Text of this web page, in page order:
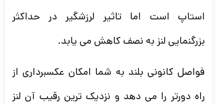
استاپ است اما تاثیر لرزشگیر در حداکثر
بزرگنمایی لنز به نصف کاهش می یابد.
فواصل کانونی بلند به شما امکان عکسبرداری از
راه دورتر را می دهد و نزدیک ترین رقیب آن لنز